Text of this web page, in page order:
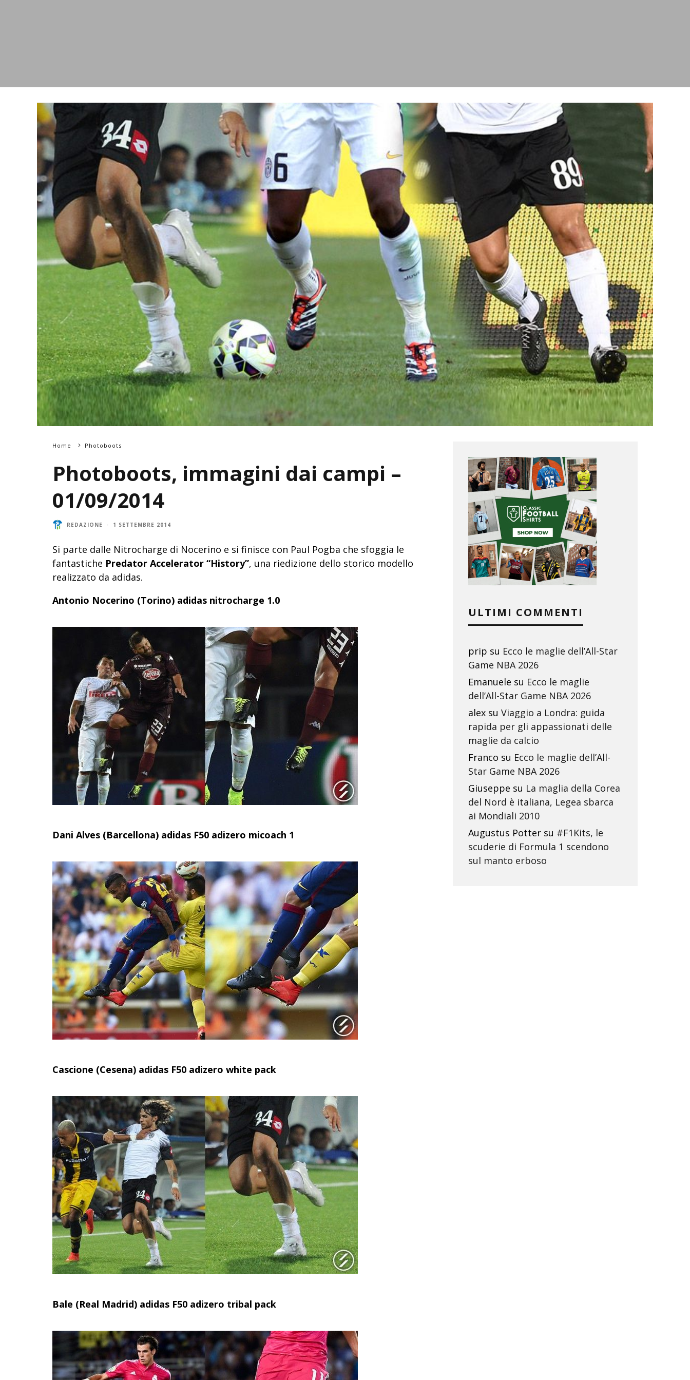
Home Photoboots
Photoboots, immagini dai campi –
01/09/2014
REDAZIONE · 1 SETTEMBRE 2014
Si parte dalle Nitrocharge di Nocerino e si finisce con Paul Pogba che sfoggia le
fantastiche Predator Accelerator “History”, una riedizione dello storico modello
realizzato da adidas.
Antonio Nocerino (Torino) adidas nitrocharge 1.0
Dani Alves (Barcellona) adidas F50 adizero micoach 1
Cascione (Cesena) adidas F50 adizero white pack
Bale (Real Madrid) adidas F50 adizero tribal pack
ULTIMI COMMENTI
prip su Ecco le maglie dell’All-Star
Game NBA 2026
Emanuele su Ecco le maglie
dell’All-Star Game NBA 2026
alex su Viaggio a Londra: guida
rapida per gli appassionati delle
maglie da calcio
Franco su Ecco le maglie dell’All-
Star Game NBA 2026
Giuseppe su La maglia della Corea
del Nord è italiana, Legea sbarca
ai Mondiali 2010
Augustus Potter su #F1Kits, le
scuderie di Formula 1 scendono
sul manto erboso